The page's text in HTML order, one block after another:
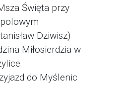
Święta przy
Dziwisz)
Miłosierdzia w
do Myślenic